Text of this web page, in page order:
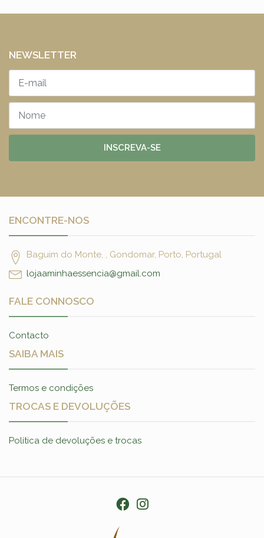
NEWSLETTER
INSCREVA-SE
ENCONTRE-NOS
Baguim do Monte, , Gondomar, Porto, Portugal
lojaaminhaessencia@gmail.com
FALE CONNOSCO
Contacto
SAIBA MAIS
Termos e condições
TROCAS E DEVOLUÇÕES
Política de devoluções e trocas